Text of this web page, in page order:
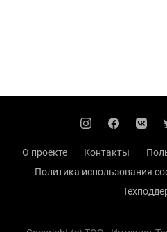
О проекте Контакты
Политика использования